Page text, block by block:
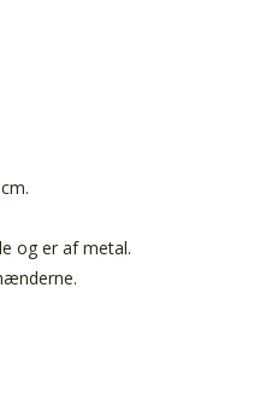
og er af metal.